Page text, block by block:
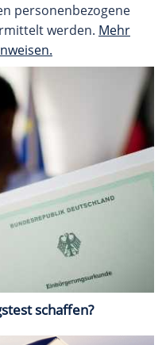
personenbezogene
werden. Mehr
schaffen?